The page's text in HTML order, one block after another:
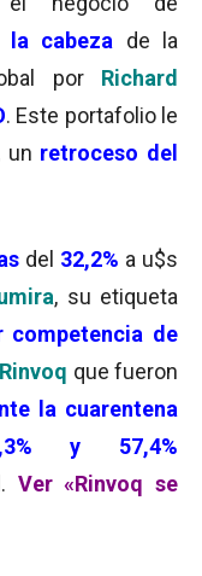
la cabeza de la
por Richard
. Este portafolio le
un retroceso del
del 32,2% a u$s
, su etiqueta
competencia de
Rinvoq que fueron
la cuarentena
% y 57,4%
Ver «Rinvoq se